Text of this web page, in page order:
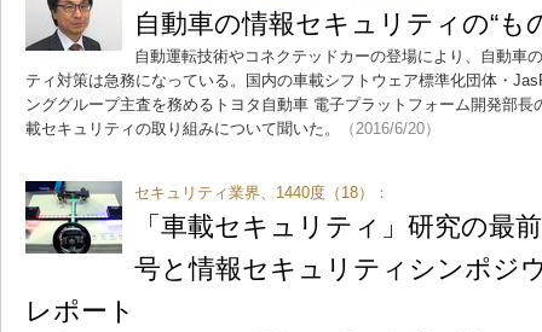
自動車の情報セキュリティの“も
自動運転技術やコネクテッドカーの登場により、自動車
ティ対策は急務になっている。国内の車載シフトウェア標準化団体・
ンググループ主査を務めるトヨタ自動車 電子プラットフォーム開発部
載セキュリティの取り組みについて聞いた。
（2016/6/20）
セキュリティ業界、1440度（18）：
「車載セキュリティ」研究の
号と情報セキュリティシンポジ
レポート